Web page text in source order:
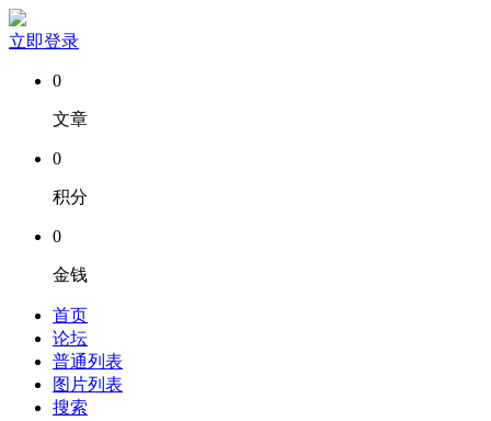
立即登录
0
文章
0
积分
0
金钱
首页
论坛
普通列表
图片列表
搜索